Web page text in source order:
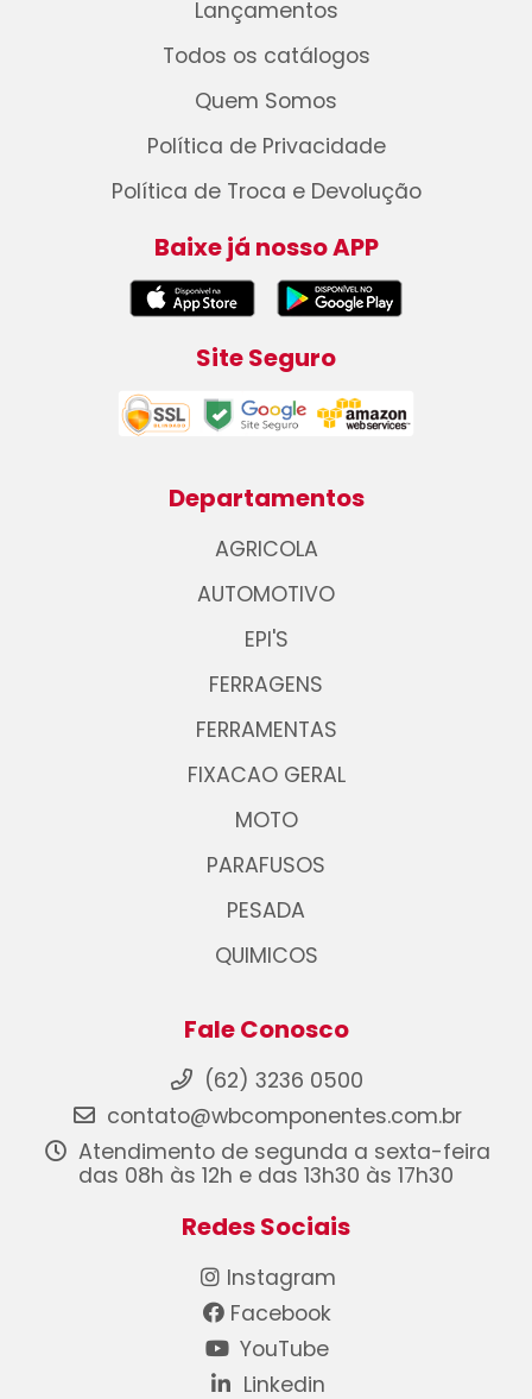
Lançamentos
Todos os catálogos
Quem Somos
Política de Privacidade
Política de Troca e Devolução
Baixe já nosso APP
Site Seguro
Departamentos
AGRICOLA
AUTOMOTIVO
EPI'S
FERRAGENS
FERRAMENTAS
FIXACAO GERAL
MOTO
PARAFUSOS
PESADA
QUIMICOS
Fale Conosco
(62) 3236 0500
contato@wbcomponentes.com.br
Atendimento de segunda a sexta-feira
das 08h às 12h e das 13h30 às 17h30
Redes Sociais
Instagram
Facebook
YouTube
Linkedin